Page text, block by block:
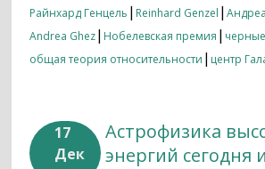
Райнхард Генцель | Reinhard Genzel |
Andrea Ghez| Нобелевская премия |
общая теория относительности | центр
17
Дек
Астрофизика
энергий сегодня